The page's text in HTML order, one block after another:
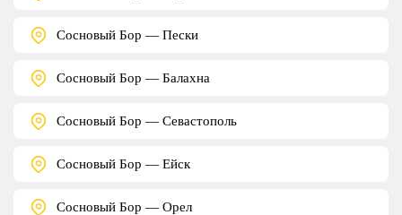
Сосновый Бор — Пески
Сосновый Бор — Балахна
Сосновый Бор — Севастополь
Сосновый Бор — Ейск
Сосновый Бор — Орел